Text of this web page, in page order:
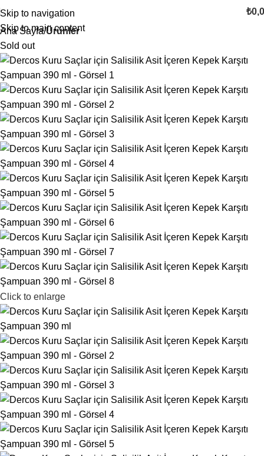
Skip to navigation
Skip to main content
₺
Ana Sayfa Ürünler
Sold out
Click to enlarge